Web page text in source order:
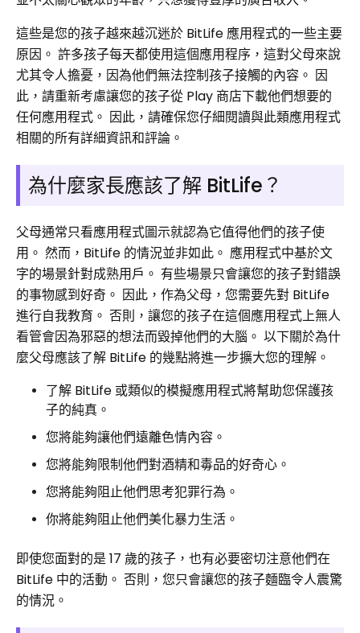
這些是您的孩子越來越沉迷於 BitLife 應用程式的一些主要
原因。 許多孩子每天都使用這個應用程序，這對父母來說
尤其令人擔憂，因為他們無法控制孩子接觸的內容。 因
此，請重新考慮讓您的孩子從 Play 商店下載他們想要的
任何應用程式。 因此，請確保您仔細閱讀與此類應用程式
相關的所有詳細資訊和評論。
為什麼家長應該了解 BitLife？
父母通常只看應用程式圖示就認為它值得他們的孩子使
用。 然而，BitLife 的情況並非如此。 應用程式中基於文
字的場景針對成熟用戶。 有些場景只會讓您的孩子對錯誤
的事物感到好奇。 因此，作為父母，您需要先對 BitLife
進行自我教育。 否則，讓您的孩子在這個應用程式上無人
看管會因為邪惡的想法而毀掉他們的大腦。 以下關於為什
麼父母應該了解 BitLife 的幾點將進一步擴大您的理解。
了解 BitLife 或類似的模擬應用程式將幫助您保護孩
子的純真。
您將能夠讓他們遠離色情內容。
您將能夠限制他們對酒精和毒品的好奇心。
您將能夠阻止他們思考犯罪行為。
你將能夠阻止他們美化暴力生活。
即使您面對的是 17 歲的孩子，也有必要密切注意他們在
BitLife 中的活動。 否則，您只會讓您的孩子麵臨令人震驚
的情況。